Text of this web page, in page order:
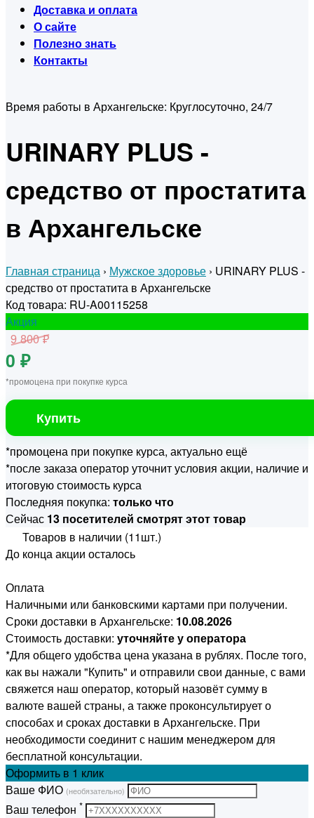
Доставка и оплата
О сайте
Полезно знать
Контакты
Время работы в Архангельске: Круглосуточно, 24/7
URINARY PLUS -
средство от простатита
в Архангельске
Главная страница › Мужское здоровье › URINARY PLUS -
средство от простатита в Архангельске
Код товара: RU-A00115258
Акция
9 800 ₽
0 ₽
*промоцена при покупке курса
Купить
*промоцена при покупке курса, актуально ещё
*после заказа оператор уточнит условия акции, наличие и
итоговую стоимость курса
Последняя покупка: только что
Сейчас 13 посетителей смотрят этот товар
Товаров в наличии (11шт.)
До конца акции осталось
Оплата
Наличными или банковскими картами при получении.
Сроки доставки в Архангельске: 10.08.2026
Стоимость доставки: уточняйте у оператора
*Для общего удобства цена указана в рублях. После того,
как вы нажали "Купить" и отправили свои данные, с вами
свяжется наш оператор, который назовёт сумму в
валюте вашей страны, а также проконсультирует о
способах и сроках доставки в Архангельске. При
необходимости соединит с нашим менеджером для
бесплатной консультации.
Оформить в 1 клик
Ваше ФИО (необязательно)
Ваш телефон *